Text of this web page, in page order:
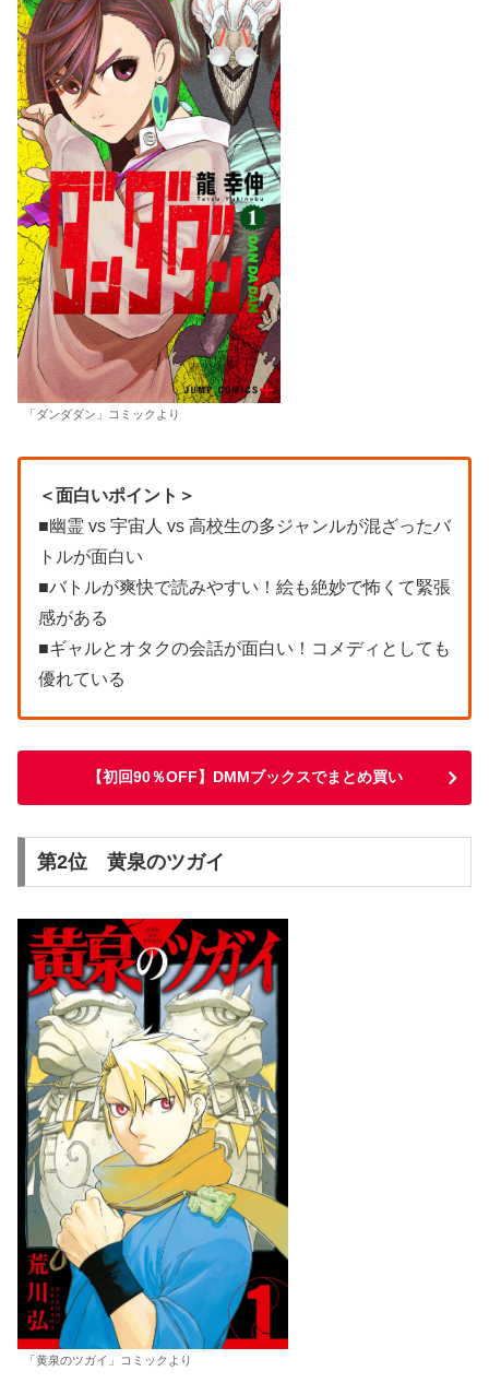
「ダンダダン」コミックより
＜面白いポイント＞
■幽霊 vs 宇宙人 vs 高校生の多ジャンルが混ざったバ
トルが面白い
■バトルが爽快で読みやすい！絵も絶妙で怖くて緊張
感がある
■ギャルとオタクの会話が面白い！コメディとしても
優れている
【初回90％OFF】DMMブックスでまとめ買い
第2位 黄泉のツガイ
「黄泉のツガイ」コミックより